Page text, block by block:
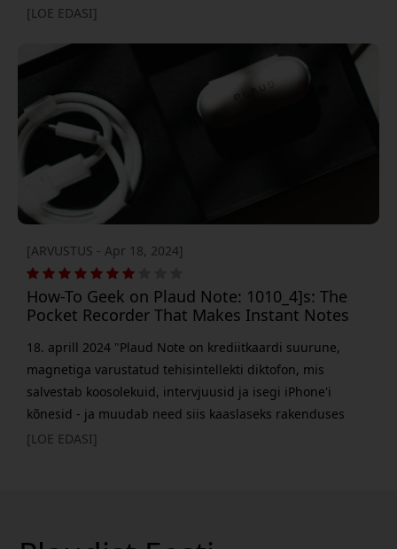
ja ühe vajutusega lihtsust - nimetades seda võimsaks
Krediitkaardi kujuga, reisimiseks sobiv konstruktsioon.
Plaud Note kinnitub telefoni külge kaasasoleva
magnetilise ümbrise abil
[LOE EDASI]
[ARVUSTUS - Apr 18, 2024]
How-To Geek on Plaud Note: 1010_4]s: The
Pocket Recorder That Makes Instant Notes
18. aprill 2024 "Plaud Note on krediitkaardi suurune,
magnetiga varustatud tehisintellekti diktofon, mis
salvestab koosolekuid, intervjuusid ja isegi iPhone'i
kõnesid - ja muudab need siis kaaslaseks rakenduses
täpseteks ärakirjadeks ja nutikateks kokkuvõteteks. How-
[LOE EDASI]